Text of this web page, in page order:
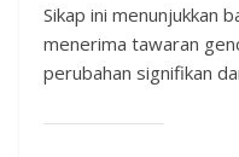
Sikap ini menunjukkan
menerima tawaran
perubahan signifikan